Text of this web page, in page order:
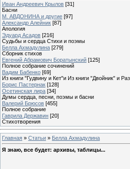
Иван Андреевич Крылов [31]
Басни
М. АВДОНИНА и другие [97]
Александр Алейник [87]
Апология
Эдуард Асадов [216]
Судьбы и сердца Стихи и поэмы
Белла Ахмадулина [279]
Сборник стихов
Евгений Абрамович Боратынский [125]
Полное собрание сочинений
Вадим Бабенко [69]
Из книги "Гудвину и Кет"и Из книги "Двойник" и
Борис Пастернак [128]
Осетинская лира [34]
Думы сердца, песни, поэмы и басни
Валерий Брюсов [455]
Полное собрание
Гаврила Державин [20]
Стихотворения
Главная » Статьи » Белла Ахмадулина
Я знаю, все будет: архивы, таблицы...